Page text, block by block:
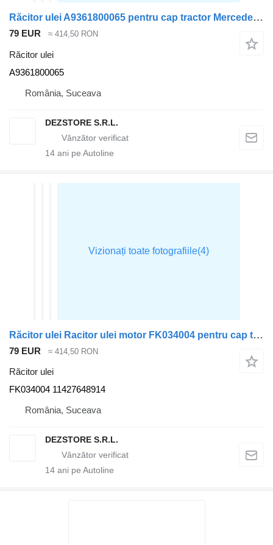
Răcitor ulei A9361800065 pentru cap tractor Mercedes-Benz AROCS
79 EUR ≈ 414,50 RON
Răcitor ulei
A9361800065
România, Suceava
DEZSTORE S.R.L.
14 ani pe Autoline
Răcitor ulei Racitor ulei motor FK034004 pentru cap tractor BMW SERIA 8
79 EUR ≈ 414,50 RON
Răcitor ulei
FK034004 11427648914
România, Suceava
DEZSTORE S.R.L.
14 ani pe Autoline